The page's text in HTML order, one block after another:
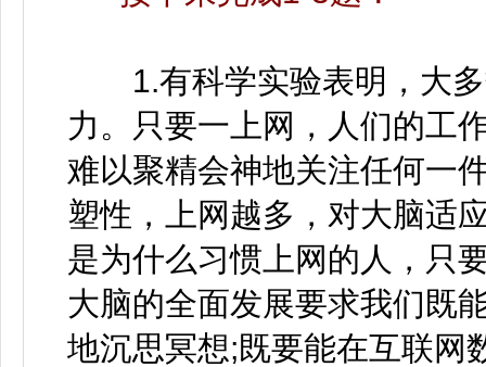
1.有科学实验表明，大多
力。只要一上网，人们的工
难以聚精会神地关注任何一
塑性，上网越多，对大脑适
是为什么习惯上网的人，只
大脑的全面发展要求我们既
地沉思冥想;既要能在互联网